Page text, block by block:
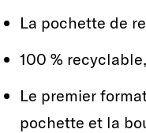
La pochette de
100 %
Le premier
pochette et la